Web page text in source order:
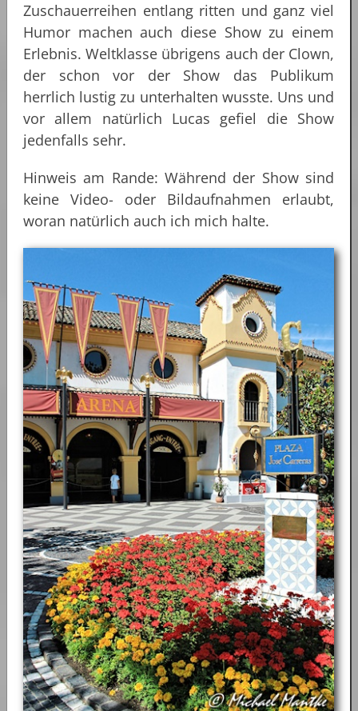
Zuschauerreihen entlang ritten und ganz viel
Humor machen auch diese Show zu einem
Erlebnis. Weltklasse übrigens auch der Clown,
der schon vor der Show das Publikum
herrlich lustig zu unterhalten wusste. Uns und
vor allem natürlich Lucas gefiel die Show
jedenfalls sehr.
Hinweis am Rande: Während der Show sind
keine Video- oder Bildaufnahmen erlaubt,
woran natürlich auch ich mich halte.